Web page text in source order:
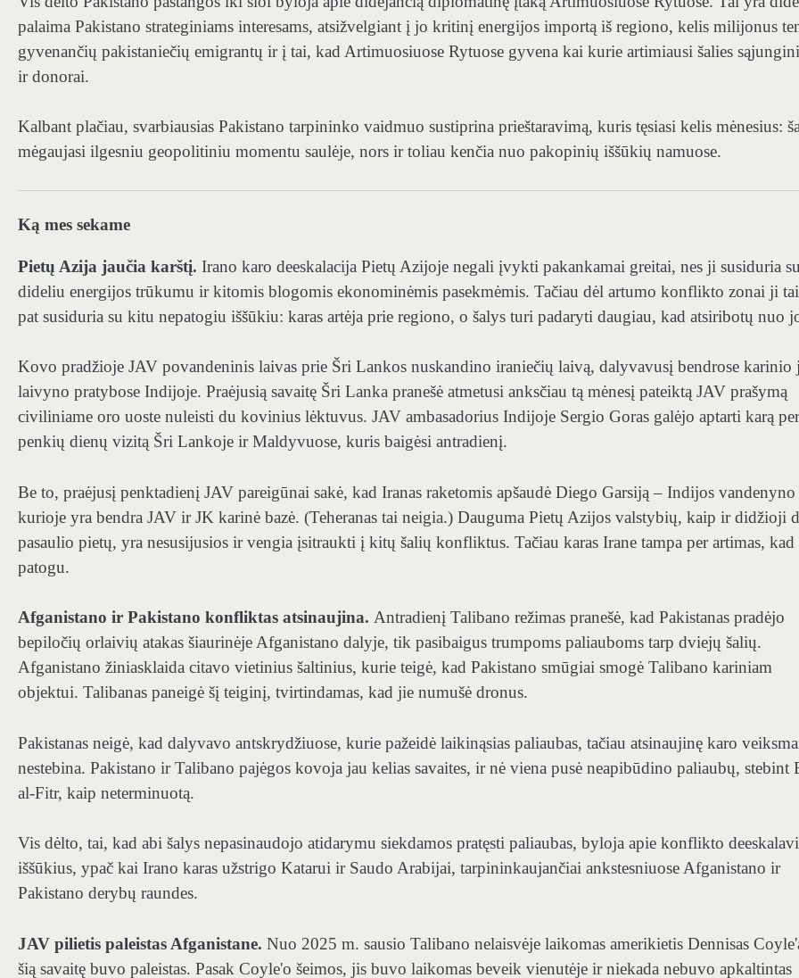
palaima Pakistano strateginiams interesams, atsižvelgiant į jo kritinį energijos importą iš regiono, kelis milijonus
gyvenančių pakistaniečių emigrantų ir į tai, kad Artimuosiuose Rytuose gyvena kai kurie artimiausi šalies
ir donorai.
Kalbant plačiau, svarbiausias Pakistano tarpininko vaidmuo sustiprina prieštaravimą, kuris tęsiasi kelis mėnesius:
mėgaujasi ilgesniu geopolitiniu momentu saulėje, nors ir toliau kenčia nuo pakopinių iššūkių namuose.
Ką mes sekame
Pietų Azija jaučia karštį. Irano karo deeskalacija Pietų Azijoje negali įvykti pakankamai greitai, nes ji susiduria su
dideliu energijos trūkumu ir kitomis blogomis ekonominėmis pasekmėmis. Tačiau dėl artumo konflikto zonai ji
pat susiduria su kitu nepatogiu iššūkiu: karas artėja prie regiono, o šalys turi padaryti daugiau, kad atsiribotų nuo
Kovo pradžioje JAV povandeninis laivas prie Šri Lankos nuskandino iraniečių laivą, dalyvavusį bendrose karinio
laivyno pratybose Indijoje. Praėjusią savaitę Šri Lanka pranešė atmetusi anksčiau tą mėnesį pateiktą JAV prašymą
civiliniame oro uoste nuleisti du kovinius lėktuvus. JAV ambasadorius Indijoje Sergio Goras galėjo aptarti karą per
penkių dienų vizitą Šri Lankoje ir Maldyvuose, kuris baigėsi antradienį.
Be to, praėjusį penktadienį JAV pareigūnai sakė, kad Iranas raketomis apšaudė Diego Garsiją – Indijos vandenyno
kurioje yra bendra JAV ir JK karinė bazė. (Teheranas tai neigia.) Dauguma Pietų Azijos valstybių, kaip ir didžioji
pasaulio pietų, yra nesusijusios ir vengia įsitraukti į kitų šalių konfliktus. Tačiau karas Irane tampa per artimas, kad
patogu.
Afganistano ir Pakistano konfliktas atsinaujina. Antradienį Talibano režimas pranešė, kad Pakistanas pradėjo
bepiločių orlaivių atakas šiaurinėje Afganistano dalyje, tik pasibaigus trumpoms paliauboms tarp dviejų šalių.
Afganistano žiniasklaida citavo vietinius šaltinius, kurie teigė, kad Pakistano smūgiai smogė Talibano kariniam
objektui. Talibanas paneigė šį teiginį, tvirtindamas, kad jie numušė dronus.
Pakistanas neigė, kad dalyvavo antskrydžiuose, kurie pažeidė laikinąsias paliaubas, tačiau atsinaujinę karo
nestebina. Pakistano ir Talibano pajėgos kovoja jau kelias savaites, ir nė viena pusė neapibūdino paliaubų, stebint
al-Fitr, kaip neterminuotą.
Vis dėlto, tai, kad abi šalys nepasinaudojo atidarymu siekdamos pratęsti paliaubas, byloja apie konflikto
iššūkius, ypač kai Irano karas užstrigo Katarui ir Saudo Arabijai, tarpininkaujančiai ankstesniuose Afganistano ir
Pakistano derybų raundes.
JAV pilietis paleistas Afganistane. Nuo 2025 m. sausio Talibano nelaisvėje laikomas amerikietis Dennisas
šią savaitę buvo paleistas. Pasak Coyle'o šeimos, jis buvo laikomas beveik vienutėje ir niekada nebuvo apkaltintas